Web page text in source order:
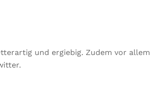
und ergiebig. Zudem vor allem